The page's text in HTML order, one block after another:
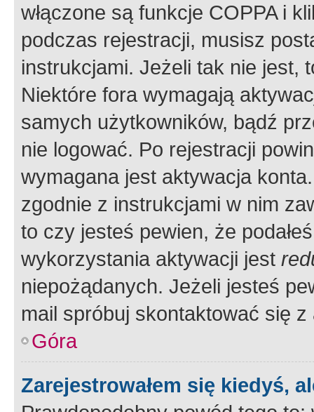
włączone są funkcje COPPA i
podczas rejestracji, musisz
instrukcjami. Jeżeli tak nie jest,
Niektóre fora wymagają
samych użytkowników, bądź
nie logować. Po rejestracji
wymagana jest aktywacja
zgodnie z instrukcjami w nim
to czy jesteś pewien, że
wykorzystania aktywacji jest
niepożądanych. Jeżeli jesteś
mail spróbuj skontaktować się
Góra
Zarejestrowałem się kiedyś,